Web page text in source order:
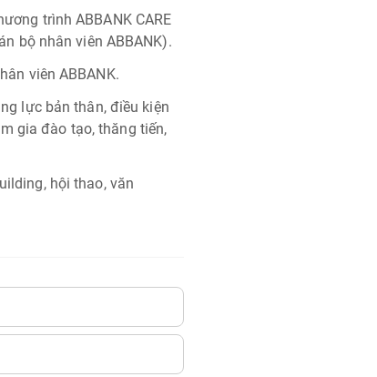
trình ABBANK CARE
bộ nhân viên ABBANK).
viên ABBANK.
lực bản thân, điều kiện
gia đào tạo, thăng tiến,
hội thao, văn